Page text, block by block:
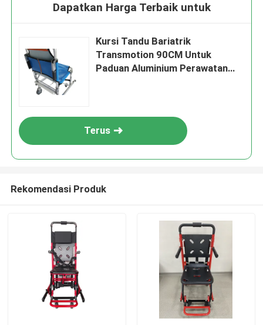
Dapatkan Harga Terbaik untuk
Kursi Tandu Bariatrik
Transmotion 90CM Untuk
Paduan Aluminium Perawatan
Terus
Rekomendasi Produk